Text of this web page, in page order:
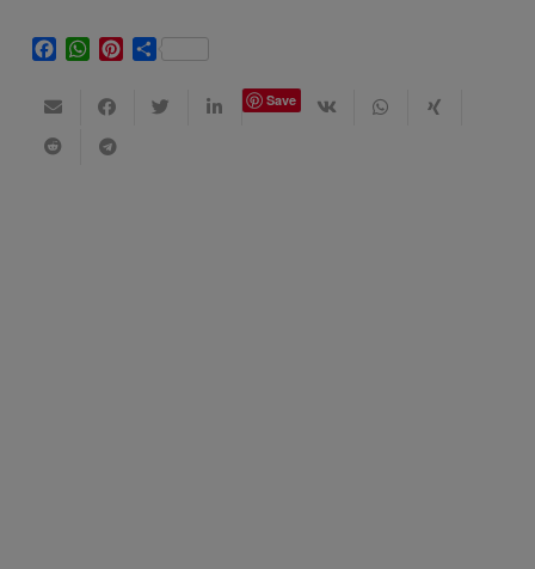
Facebook
WhatsApp
Pinterest
Share
Save